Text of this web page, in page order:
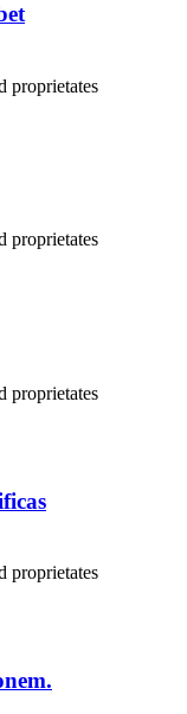
proprietates
proprietates
proprietates
proprietates